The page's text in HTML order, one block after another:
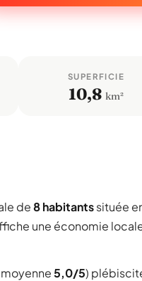
SUPERFICIE
10,8 km²
de8 habitantssituée
une économie
5,0/5)